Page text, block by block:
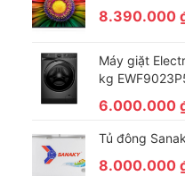
Tiện ích
mọi thực phẩm trong tủ lạnh.
– Khay đá di động:Có thể dễ
khác nhau trong ngăn đông
– Khay kệ linh hoạt: Có thể
không gian lưu trữ.
8.390.000
Máy giặt
kg
6.000.000
Tủ đông
8.000.000